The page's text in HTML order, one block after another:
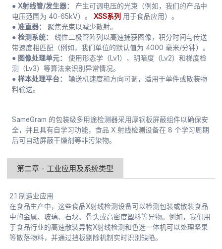
● X射线管/发生器：
产生可调电压的光束（例如，我们的产品中
电压范围为 40-65kV）。 XSS系列 用于食品应用）。
● 准直器：
聚焦光束以减少散射。
● 检测系统：
线性二极管阵列以高速捕获图像，积分时间与传送
带速度相匹配（例如，我们单位的默认值为 4000 毫米/分钟）。
● 图像处理单元：
使用形态学（Lv1）、明暗度（Lv2）和梯度检
测（Lv3）等算法来识别异常情况。
● 样本处理平台：
输送机速度和方向可调，适用于单件或散装物
料输送。
SameGram 的包装级多用途检测器采用厚钢板屏蔽组件以确保安
全，并且具有自学习功能，食品 X 射线检测设备在 8 个学习周期
后可自动屏蔽干燥剂等非污染物。
第二章 - 工业应用及系统类型
2.1 制造业应用
在食品生产中，这些食品X射线检测设备可以检测包装或散装食品
中的金属、玻璃、石块、骨头或高密度塑料等异物。例如，我们用
于食品行业的高速散装异物X射线检测和色选一体机可以处理坚果
等散落物料，并通过挡板剔除机制实时识别缺陷。